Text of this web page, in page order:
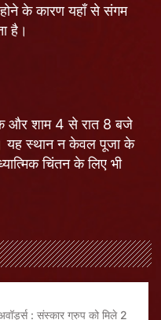
के कारण यहाँ से संगम
है।
और शाम 4 से रात 8 बजे
यह स्थान न केवल पूजा के
चिंतन के लिए भी
: संस्कार ग्रुप को मिले 2